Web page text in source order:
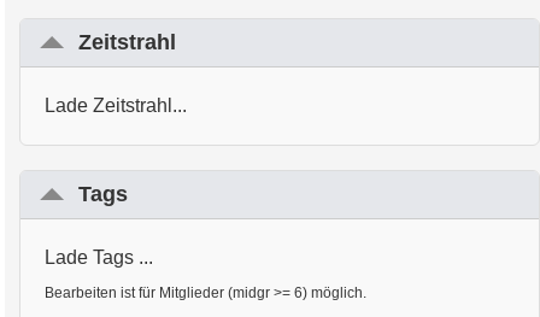
Zeitstrahl
Lade Zeitstrahl...
Tags
Lade Tags ...
Bearbeiten ist für Mitglieder (midgr >= 6) möglich.